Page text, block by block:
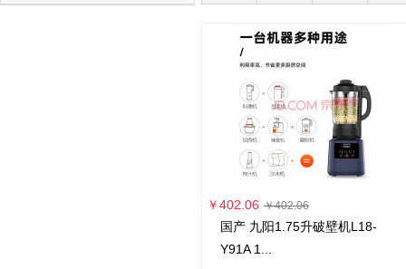
￥402.06 ￥402.06
国产 九阳1.75升破壁机L18-
Y91A 1...